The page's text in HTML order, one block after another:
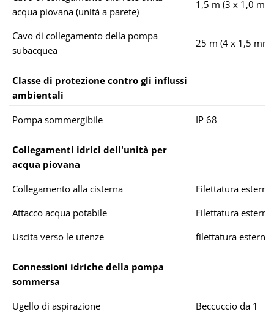
acqua piovana (unità a parete)
1,5 m (3 x 1,0
Cavo di collegamento della pompa
subacquea
25 m (4 x 1,5
Classe di protezione contro gli influssi
ambientali
Pompa sommergibile
IP 68
Collegamenti idrici dell'unità per
acqua piovana
Collegamento alla cisterna
Filettatura
Attacco acqua potabile
Filettatura esterna
Uscita verso le utenze
filettatura esterna
Connessioni idriche della pompa
sommersa
Ugello di aspirazione
Beccuccio da 1